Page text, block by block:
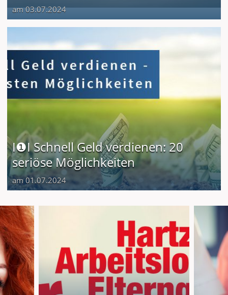
am 03.07.2024
I❶I Schnell Geld verdienen: 20
seriöse Möglichkeiten
am 01.07.2024